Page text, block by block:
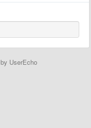
by UserEcho